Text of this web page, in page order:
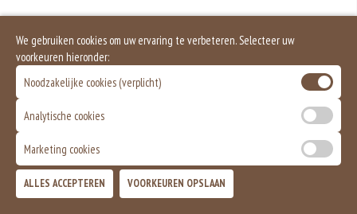
We gebruiken cookies om uw ervaring te verbeteren. Selecteer uw
voorkeuren hieronder:
Noodzakelijke cookies (verplicht)
Analytische cookies
Marketing cookies
ALLES ACCEPTEREN VOORKEUREN OPSLAAN